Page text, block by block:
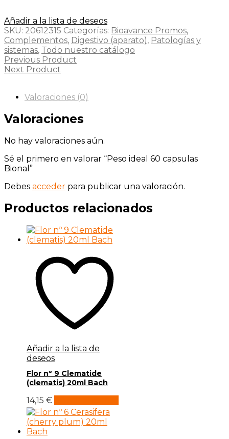
Añadir a la lista de deseos
SKU: 20612315 Categorías: Bioavance Promos,
Complementos, Digestivo (aparato), Patologías y
sistemas, Todo nuestro catálogo
Previous Product
Next Product
Valoraciones (0)
Valoraciones
No hay valoraciones aún.
Sé el primero en valorar “Peso ideal 60 capsulas
Bional”
Debes acceder para publicar una valoración.
Productos relacionados
Añadir a la lista de
deseos
Flor nº 9 Clematide
(clematis) 20ml Bach
14,15 €